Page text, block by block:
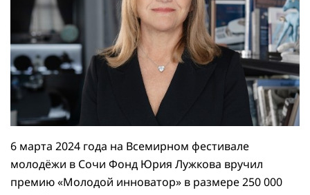
6 марта 2024 года на Всемирном фестивале
молодёжи в Сочи Фонд Юрия Лужкова вручил
премию «Молодой инноватор» в размере 250 000